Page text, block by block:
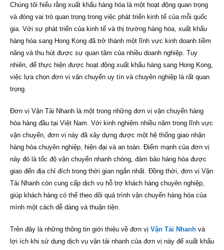
Chúng tôi hiểu rằng xuất khẩu hàng hóa là một hoạt động quan trọng
và đóng vai trò quan trọng trong việc phát triển kinh tế của mỗi quốc
gia. Với sự phát triển của kinh tế và thị trường hàng hóa, xuất khẩu
hàng hóa sang Hong Kong đã trở thành một lĩnh vực kinh doanh tiềm
năng và thu hút được sự quan tâm của nhiều doanh nghiệp. Tuy
nhiên, để thực hiện được hoạt động xuất khẩu hàng sang Hong Kong,
việc lựa chọn đơn vị vận chuyển uy tín và chuyên nghiệp là rất quan
trọng.
Đơn vị Vận Tải Nhanh là một trong những đơn vị vận chuyển hàng
hóa hàng đầu tại Việt Nam. Với kinh nghiệm nhiều năm trong lĩnh vực
vận chuyển, đơn vị này đã xây dựng được một hệ thống giao nhận
hàng hóa chuyên nghiệp, hiện đại và an toàn. Điểm mạnh của đơn vị
này đó là tốc độ vận chuyển nhanh chóng, đảm bảo hàng hóa được
giao đến địa chỉ đích trong thời gian ngắn nhất. Đồng thời, đơn vị Vận
Tải Nhanh còn cung cấp dịch vụ hỗ trợ khách hàng chuyên nghiệp,
giúp khách hàng có thể theo dõi quá trình vận chuyển hàng hóa của
mình một cách dễ dàng và thuận tiện.
Trên đây là những thông tin giới thiệu về đơn vị Vận Tải Nhanh và
lợi ích khi sử dụng dịch vụ vận tải nhanh của đơn vị này để xuất khẩu